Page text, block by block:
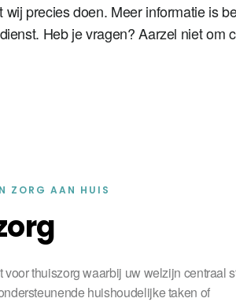
precies doen. Meer informatie is
Heb je vragen? Aarzel niet om
ZORG AAN HUIS
voor thuiszorg waarbij uw welzijn centraal
huishoudelijke taken of